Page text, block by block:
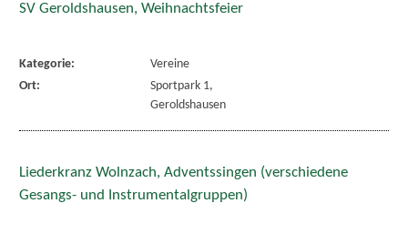
SV Geroldshausen, Weihnachtsfeier
Kategorie:
Vereine
Ort:
Sportpark 1,
Geroldshausen
Liederkranz Wolnzach, Adventssingen (verschiedene
Gesangs- und Instrumentalgruppen)